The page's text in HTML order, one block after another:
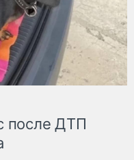
после ДТП